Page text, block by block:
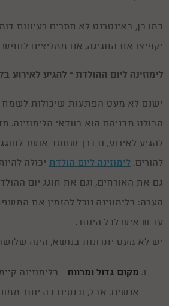
כמו כן, באינטרנט לא חסרים רעיונות
יקפיצו את החגיגה, אנו ממליצים לחפש
לימוזינה ליום ההולדת – להגיע לאירוע
ישנם לא מעט הפתעות שיכולות לשמח
הבולט מבניהם הוא בוודאי הלימוזינה.
להגיע לאירוע, ובדרך שתסב אושר
להורים. לימוזינה ליום הולדת יכולה
גם את האורחים, וגם את חוגג יום
הערה: בלימוזינה נוכל להזמין את
עד 10 איש לכל היותר.
יש לא מעט יתרונות בנושא, הינה
מקום גדול ומרווח
אנשים. אבל, נכנסים בה יותר